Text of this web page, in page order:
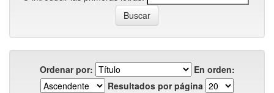
Ordenar por:
En orden:
Resultados por página